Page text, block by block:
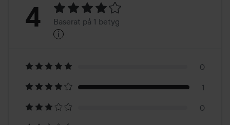
Betyg:
Baserat
på
1
4 Baserat på 1 betyg
i
0
1
0